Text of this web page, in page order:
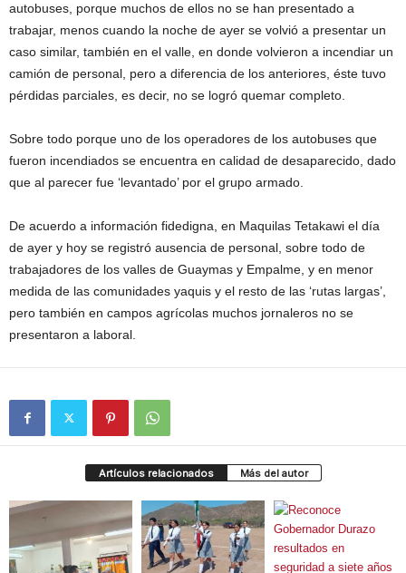
autobuses, porque muchos de ellos no se han presentado a
trabajar, menos cuando la noche de ayer se volvió a presentar un
caso similar, también en el valle, en donde volvieron a incendiar un
camión de personal, pero a diferencia de los anteriores, éste tuvo
pérdidas parciales, es decir, no se logró quemar completo.
Sobre todo porque uno de los operadores de los autobuses que
fueron incendiados se encuentra en calidad de desaparecido, dado
que al parecer fue ‘levantado’ por el grupo armado.
De acuerdo a información fidedigna, en Maquilas Tetakawi el día
de ayer y hoy se registró ausencia de personal, sobre todo de
trabajadores de los valles de Guaymas y Empalme, y en menor
medida de las comunidades yaquis y el resto de las ‘rutas largas’,
pero también en campos agrícolas muchos jornaleros no se
presentaron a laboral.
Artículos relacionados Más del autor